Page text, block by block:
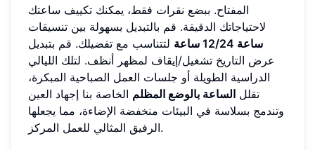
المفتاح. ببضع نقرات فقط، يمكنك تكييف ساعتك
لاحتياجاتك الدقيقة. قم بالتبديل بسهولة بين تنسيقات
ساعة 12/24 ساعة
لتتناسب مع تفضيلك. قم بتبديل
عرض التاريخ تشغيل/إيقاف لمظهر أنظف. لتلك الليالي
الدراسية الطويلة أو جلسات العمل الصباحية المبكرة،
تقلل الساعة بالوضع المظلم الخاصة بنا إجهاد العين
وتندمج بسلاسة في البيئات منخفضة الإضاءة، مما يجعلها
الرفيق المثالي للعمل المركز.